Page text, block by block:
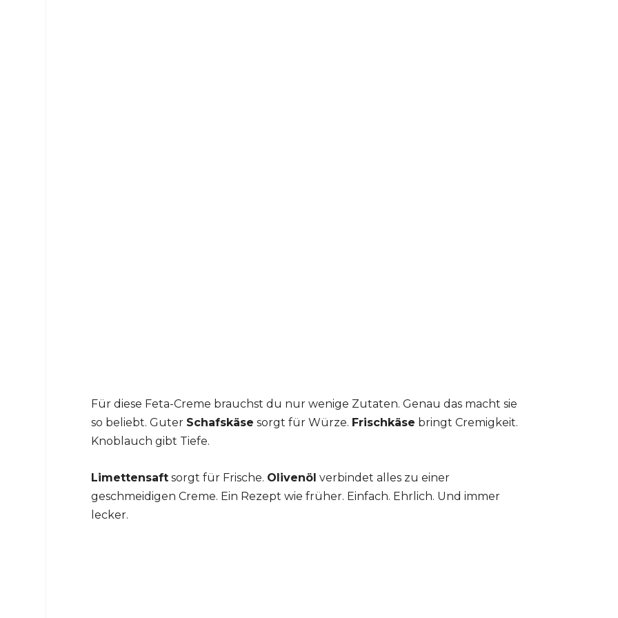
Für diese Feta-Creme brauchst du nur wenige Zutaten. Genau das macht sie
so beliebt. Guter Schafskäse sorgt für Würze. Frischkäse bringt Cremigkeit.
Knoblauch gibt Tiefe.
Limettensaft sorgt für Frische. Olivenöl verbindet alles zu einer
geschmeidigen Creme. Ein Rezept wie früher. Einfach. Ehrlich. Und immer
lecker.